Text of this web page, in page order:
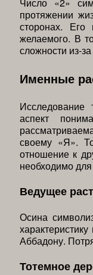
протяжении
сторонах. Его
желаемого. В
сложности из-
Именные
аспект
своему «Я».
отношение к
необходимо
Ведущее
Осина
Аббадону.
Тотемное